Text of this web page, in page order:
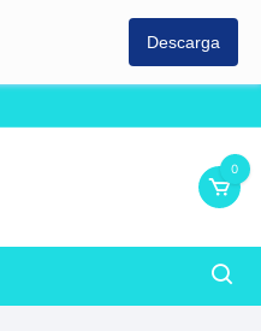
Descarga
0